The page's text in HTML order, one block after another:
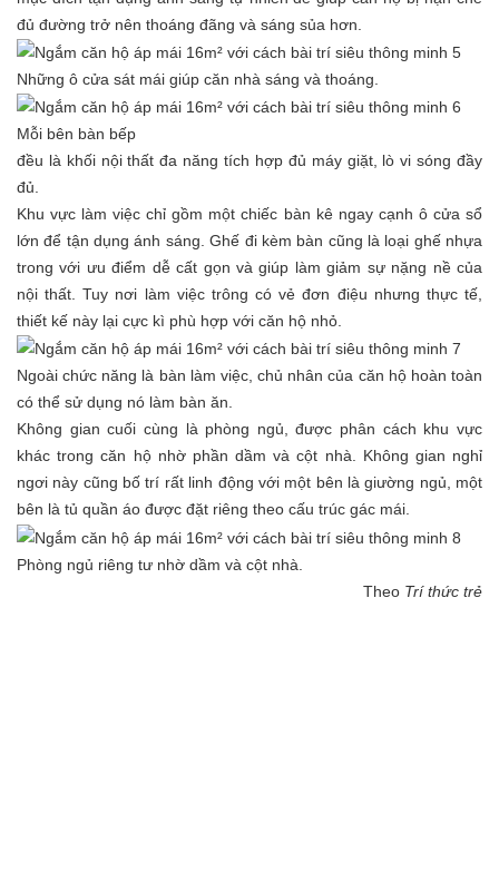
đủ đường trở nên thoáng đãng và sáng sủa hơn.
Những ô cửa sát mái giúp căn nhà sáng và thoáng.
Mỗi bên bàn bếp
đều là khối nội thất đa năng tích hợp đủ máy giặt, lò vi sóng đầy
đủ.
Khu vực làm việc chỉ gồm một chiếc bàn kê ngay cạnh ô cửa sổ
lớn để tận dụng ánh sáng. Ghế đi kèm bàn cũng là loại ghế nhựa
trong với ưu điểm dễ cất gọn và giúp làm giảm sự nặng nề của
nội thất. Tuy nơi làm việc trông có vẻ đơn điệu nhưng thực tế,
thiết kế này lại cực kì phù hợp với căn hộ nhỏ.
Ngoài chức năng là bàn làm việc, chủ nhân của căn hộ hoàn toàn
có thể sử dụng nó làm bàn ăn.
Không gian cuối cùng là phòng ngủ, được phân cách khu vực
khác trong căn hộ nhờ phần dầm và cột nhà. Không gian nghỉ
ngơi này cũng bố trí rất linh động với một bên là giường ngủ, một
bên là tủ quần áo được đặt riêng theo cấu trúc gác mái.
Phòng ngủ riêng tư nhờ dầm và cột nhà.
Theo Trí thức trẻ